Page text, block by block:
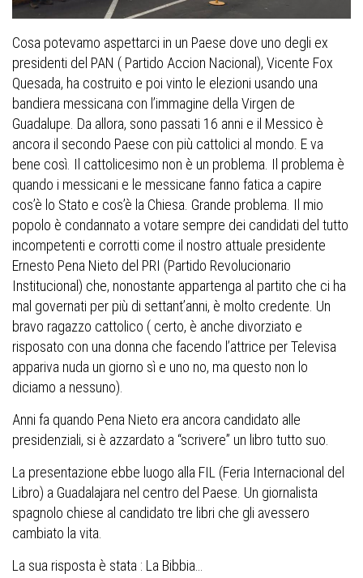
Cosa potevamo aspettarci in un Paese dove uno degli ex
presidenti del PAN ( Partido Accion Nacional), Vicente Fox
Quesada, ha costruito e poi vinto le elezioni usando una
bandiera messicana con l’immagine della Virgen de
Guadalupe. Da allora, sono passati 16 anni e il Messico è
ancora il secondo Paese con più cattolici al mondo. E va
bene così. Il cattolicesimo non è un problema. Il problema è
quando i messicani e le messicane fanno fatica a capire
cos’è lo Stato e cos’è la Chiesa. Grande problema. Il mio
popolo è condannato a votare sempre dei candidati del tutto
incompetenti e corrotti come il nostro attuale presidente
Ernesto Pena Nieto del PRI (Partido Revolucionario
Institucional) che, nonostante appartenga al partito che ci ha
mal governati per più di settant’anni, è molto credente. Un
bravo ragazzo cattolico ( certo, è anche divorziato e
risposato con una donna che facendo l’attrice per Televisa
appariva nuda un giorno sì e uno no, ma questo non lo
diciamo a nessuno).
Anni fa quando Pena Nieto era ancora candidato alle
presidenziali, si è azzardato a “scrivere” un libro tutto suo.
La presentazione ebbe luogo alla FIL (Feria Internacional del
Libro) a Guadalajara nel centro del Paese. Un giornalista
spagnolo chiese al candidato tre libri che gli avessero
cambiato la vita.
La sua risposta è stata : La Bibbia…